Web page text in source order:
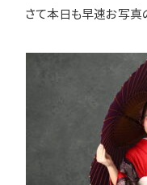
さて本日も早速お写真